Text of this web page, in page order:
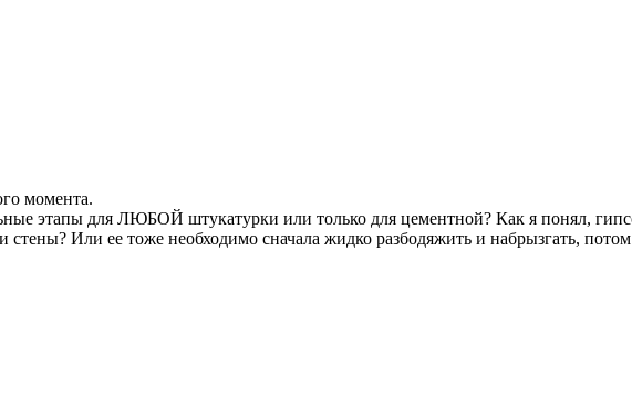
момента.
этапы для ЛЮБОЙ штукатурки или только для цементной? Как я понял,
стены? Или ее тоже необходимо сначала жидко разбодяжить и набрызгать,